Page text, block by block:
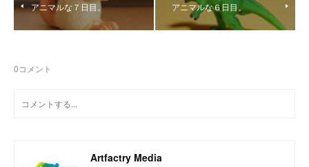
アニマルな７日目。 アニマルな６日目。
0コメント
Artfactry Media